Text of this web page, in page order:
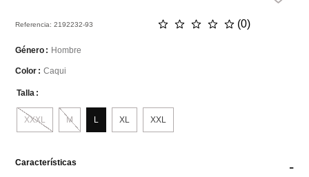
Referencia:2192232-93 ☆ ☆ ☆ ☆ ☆ (0)
Género Hombre
Color Caqui
Talla
L
M XL XXL
XXXL
Características -